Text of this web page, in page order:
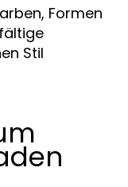
Formen
Stil